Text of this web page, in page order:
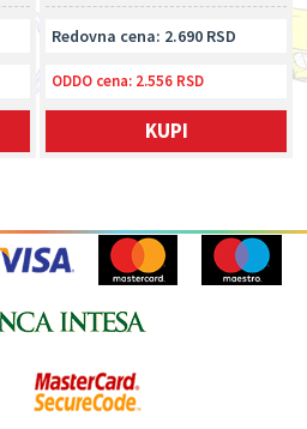
Redovna cena: 2.690 RSD
ODDO cena: 2.556 RSD
KUPI